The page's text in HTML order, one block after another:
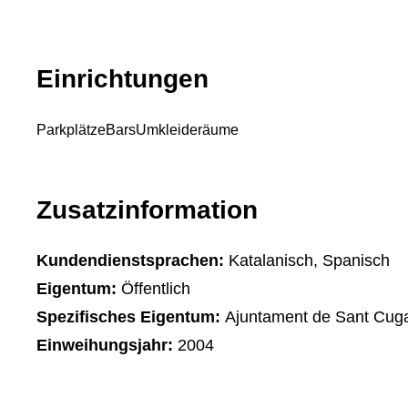
Einrichtungen
ParkplätzeBarsUmkleideräume
Zusatzinformation
Kundendienstsprachen: Katalanisch, Spanisch
Eigentum: Öffentlich
Spezifisches Eigentum: Ajuntament de Sant
Einweihungsjahr: 2004